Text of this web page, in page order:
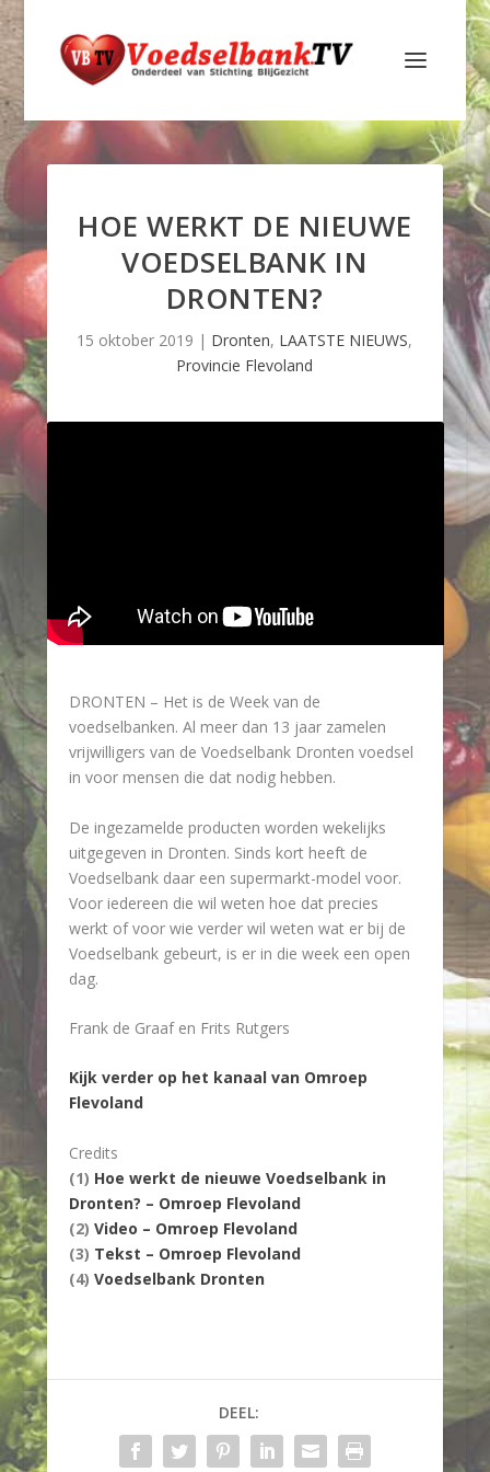
HOE WERKT DE NIEUWE
VOEDSELBANK IN
DRONTEN?
15 oktober 2019 | Dronten, LAATSTE NIEUWS,
Provincie Flevoland
DRONTEN – Het is de Week van de
voedselbanken. Al meer dan 13 jaar zamelen
vrijwilligers van de Voedselbank Dronten voedsel
in voor mensen die dat nodig hebben.
De ingezamelde producten worden wekelijks
uitgegeven in Dronten. Sinds kort heeft de
Voedselbank daar een supermarkt-model voor.
Voor iedereen die wil weten hoe dat precies
werkt of voor wie verder wil weten wat er bij de
Voedselbank gebeurt, is er in die week een open
dag.
Frank de Graaf en Frits Rutgers
Kijk verder op het kanaal van Omroep
Flevoland
Credits
(1) Hoe werkt de nieuwe Voedselbank in
Dronten? – Omroep Flevoland
(2) Video – Omroep Flevoland
(3) Tekst – Omroep Flevoland
(4) Voedselbank Dronten
DEEL: